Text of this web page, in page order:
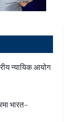
न्यायिक आयोग
भारत–